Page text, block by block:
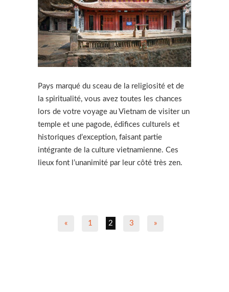
Pays marqué du sceau de la religiosité et de
la spiritualité, vous avez toutes les chances
lors de votre voyage au Vietnam de visiter un
temple et une pagode, édifices culturels et
historiques d’exception, faisant partie
intégrante de la culture vietnamienne. Ces
lieux font l’unanimité par leur côté très zen.
« 1 2 3 »